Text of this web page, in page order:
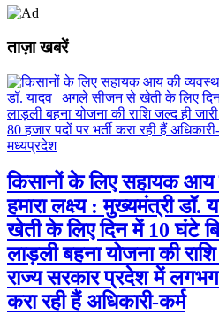
ताज़ा खबरें
मध्यप्रदेश
किसानों के लिए सहायक आय
हमारा लक्ष्य : मुख्यमंत्री
खेती के लिए दिन में 10 घंटे
लाड़ली बहना योजना की राशि
राज्य सरकार प्रदेश में लगभग
करा रही हैं अधिकारी-कर्म